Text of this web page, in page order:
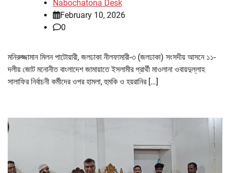
Nabochatona Desk
February 10, 2026
0
মনিরুজ্জামান মিলন পাটোয়ারী, জলঢাকা নীলফামারী-৩ (জলঢাকা) সংসদীয় আসনে ১১-
দলীয় জোট মনোনীত বাংলাদেশ জামায়াতে ইসলামীর প্রার্থী মাওলানা ওবায়দুল্লাহ
সালাফির নির্বাচনী কর্মীদের ওপর হামলা, হুমকি ও হয়রানির […]